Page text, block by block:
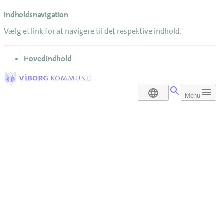
Indholdsnavigation
Vælg et link for at navigere til det respektive indhold.
gå til
Hovedindhold
DA Menu